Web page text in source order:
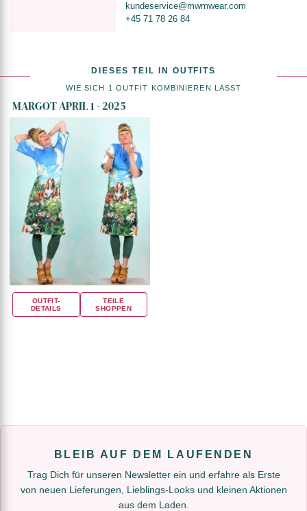
kundeservice@mwmwear.com
+45 71 78 26 84
DIESES TEIL IN OUTFITS
WIE SICH 1 OUTFIT KOMBINIEREN LÄSST
MARGOT APRIL 1 - 2025
OUTFIT-
DETAILS
TEILE
SHOPPEN
BLEIB AUF DEM LAUFENDEN
Trag Dich für unseren Newsletter ein und erfahre als Erste
von neuen Lieferungen, Lieblings-Looks und kleinen Aktionen
aus dem Laden.